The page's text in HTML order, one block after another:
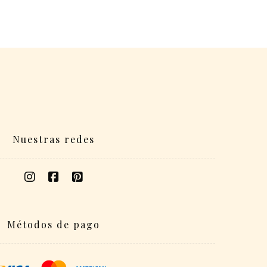
Nuestras redes
Métodos de pago